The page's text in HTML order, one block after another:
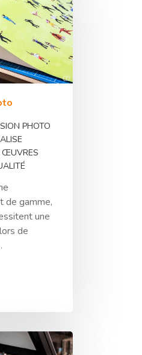
PHOTO
ŒUVRES
de gamme,
une
de
Sélection De